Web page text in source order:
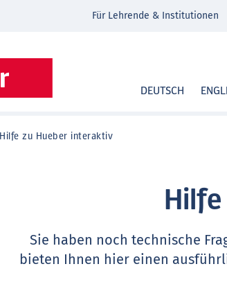
DEUTSCH
Für Lehrende & Institutionen
Hilfe zu Hueber interaktiv
Sie haben noch technische
bieten Ihnen hier einen